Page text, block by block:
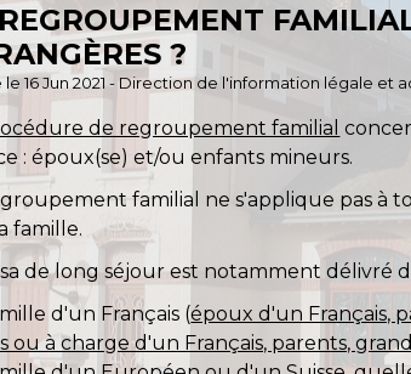
?
le 16 Jun 2021 - Direction de l'information légale et
de regroupement familial
: époux(se) et/ou enfants mineurs.
familial ne s'applique pas à
famille.
de long séjour est notamment délivré
d'un Français (époux d'un Français,
ou à charge d'un Français, parents,